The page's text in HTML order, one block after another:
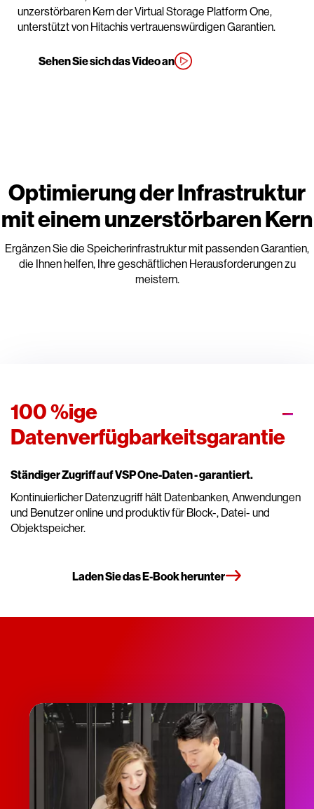
unzerstörbaren Kern der Virtual Storage Platform One,
unterstützt von Hitachis vertrauenswürdigen Garantien.
Sehen Sie sich das Video an
Optimierung der Infrastruktur
mit einem unzerstörbaren Kern
Ergänzen Sie die Speicherinfrastruktur mit passenden Garantien,
die Ihnen helfen, Ihre geschäftlichen Herausforderungen zu
meistern.
100 %ige
Datenverfügbarkeitsgarantie
Ständiger Zugriff auf VSP One-Daten - garantiert.
Kontinuierlicher Datenzugriff hält Datenbanken, Anwendungen
und Benutzer online und produktiv für Block-, Datei- und
Objektspeicher.
Laden Sie das E-Book herunter